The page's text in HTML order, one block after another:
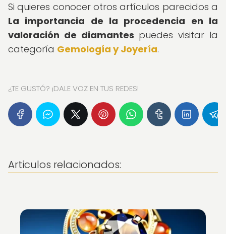
Si quieres conocer otros artículos parecidos a
La importancia de la procedencia en la
valoración de diamantes puedes visitar la
categoría Gemología y Joyería.
¿TE GUSTÓ? ¡DALE VOZ EN TUS REDES!
Articulos relacionados: